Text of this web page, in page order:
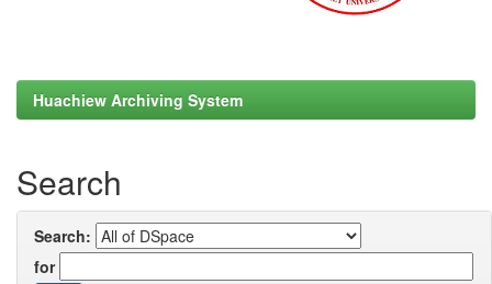
Huachiew Archiving System
Search
Search:
for